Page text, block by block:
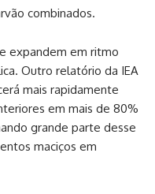
combinados.
expandem em ritmo
Outro relatório da IEA
mais rapidamente
em mais de 80%
grande parte desse
maciços em